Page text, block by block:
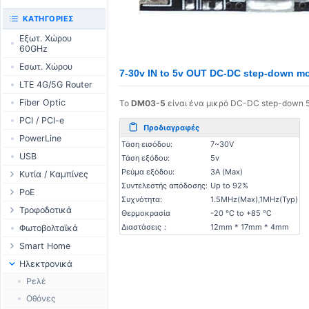
7-30v IN to 5v OUT DC-DC step-down
Το DM03-5 είναι ένα μικρό DC-DC step-down
Προδιαγραφές
Τάση εισόδου:
7~30V
Τάση εξόδου:
5v
Ρεύμα εξόδου:
3A (Max)
Συντελεστής απόδοσης: Up to 92%
Συχνότητα:
1.5MHz(Max),1MHz(Typ)
Θερμοκρασία
-20 ℃ to +85 ℃
Διαστάσεις：
12mm * 17mm * 4mm
UniFi CloudKeys &
UniFi Switching
Security
UniFi Camera
Accessories
PoE & Power
U Fiber
Rack Mount
RouterBOARD
Διεπαφές
Εξαρτήματα
Κεραίες
SFP / QSFP
ΚΑΤΗΓΟΡΊΕΣ
Εξωτ. Χώρου
60GHz
Εσωτ. Χώρου
LTE 4G/5G Router
Fiber Optic
PCI / PCI-e
PowerLine
USB
Κυτία / Καμπίνες
Outdoor Cases
Indoor Cases
Indoor - Racks
Patch Panels
Accessories
PoE
Desktop Adapter
Wallplug Adapter
DC to DC Adapter
Passive Injector
802.3af/at Injector
Passive Splitter
Τροφοδοτικά
WallPlug
Desktop
Outdoor
Ράγας
PCB Power Supply
Φωτοβολταϊκά
Smart Home
Tuya - WiFi
TUYA - Bluetooth
Zigbee
Ηλεκτρονικά
Ρελέ
Οθόνες